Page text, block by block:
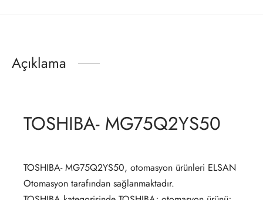
Açıklama
TOSHIBA- MG75Q2YS50
TOSHIBA- MG75Q2YS50, otomasyon ürünleri ELSAN
Otomasyon tarafından sağlanmaktadır.